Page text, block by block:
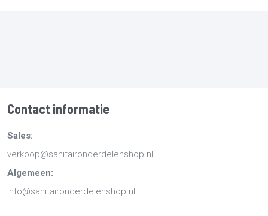
Contact informatie
Sales:
verkoop@sanitaironderdelenshop.nl
Algemeen:
info@sanitaironderdelenshop.nl